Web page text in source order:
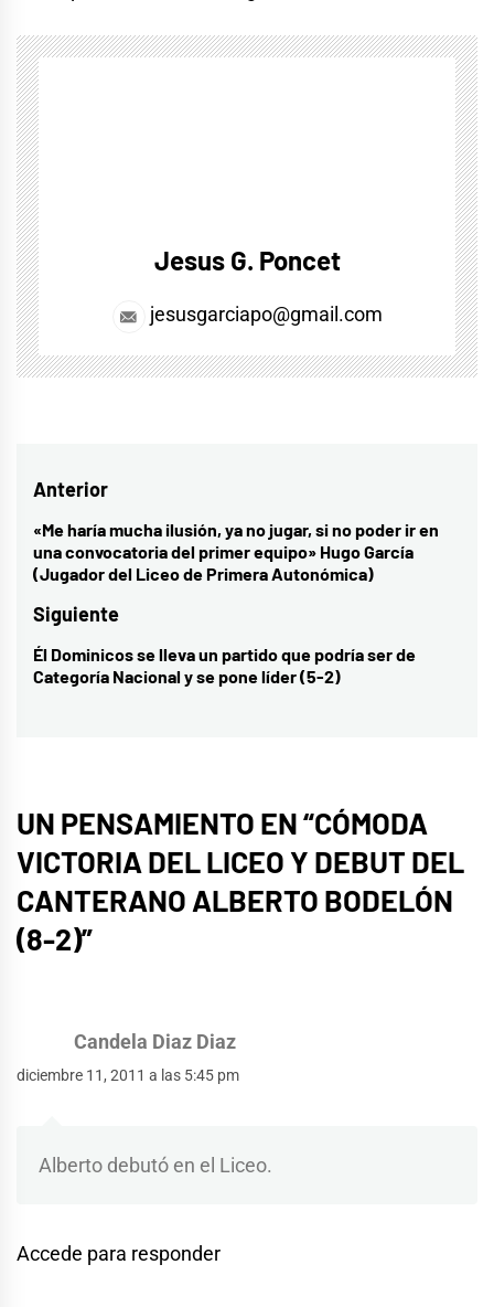
Jesus G. Poncet
jesusgarciapo@gmail.com
Navegación
de
entradas
Anterior
Entrada
anterior:
«Me haría mucha ilusión, ya no jugar, si no poder ir en
una convocatoria del primer equipo» Hugo García
(Jugador del Liceo de Primera Autonómica)
Siguiente
Entrada
siguiente:
Él Dominicos se lleva un partido que podría ser de
Categoría Nacional y se pone líder (5-2)
UN PENSAMIENTO EN “CÓMODA
VICTORIA DEL LICEO Y DEBUT DEL
CANTERANO ALBERTO BODELÓN
(8-2)”
Candela Diaz Diaz
diciembre 11, 2011 a las 5:45 pm
Alberto debutó en el Liceo.
Accede para responder